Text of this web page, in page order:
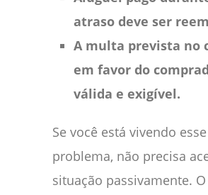
atraso deve ser
A multa prevista no
em favor do
válida e exigível.
Se você está vivendo esse
problema, não precisa
situação passivamente. O